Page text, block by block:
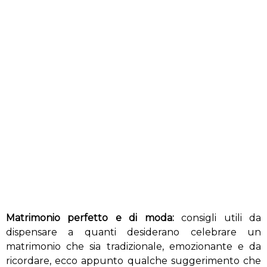
Matrimonio perfetto e di moda:consigli utili da
dispensare a quanti desiderano celebrare un
matrimonio che sia tradizionale, emozionante e da
ricordare, ecco appunto qualche suggerimento che